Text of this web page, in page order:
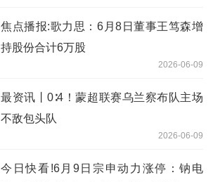
焦点播报:歌力思：6月8日董事王笃森增
持股份合计6万股
2026-06-09
最资讯丨0∶4！蒙超联赛乌兰察布队主场
不敌包头队
2026-06-09
今日快看!6月9日宗申动力涨停：钠电